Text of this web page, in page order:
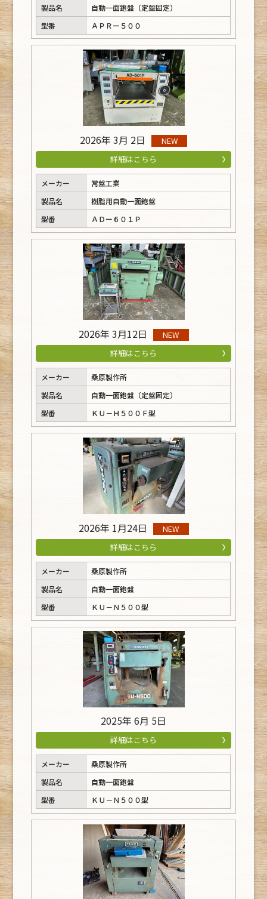
製品名
自動一面鉋盤（定盤固定）
型番
ＡＰＲー５００
2026年 3月 2日
NEW
詳細はこちら
メーカー
常盤工業
製品名
樹脂用自動一面鉋盤
型番
ＡＤー６０１Ｐ
2026年 3月12日
NEW
詳細はこちら
メーカー
桑原製作所
製品名
自動一面鉋盤（定盤固定）
型番
ＫＵ－Ｈ５００Ｆ型
2026年 1月24日
NEW
詳細はこちら
メーカー
桑原製作所
製品名
自動一面鉋盤
型番
ＫＵ－Ｎ５００型
2025年 6月 5日
詳細はこちら
メーカー
桑原製作所
製品名
自動一面鉋盤
型番
ＫＵ－Ｎ５００型